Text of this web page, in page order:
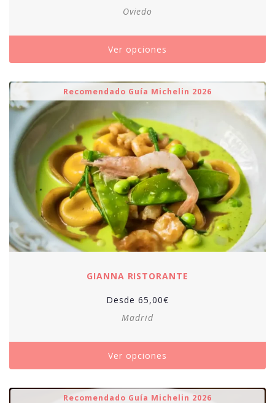
Oviedo
Ver opciones
Recomendado Guía Michelin 2026
GIANNA RISTORANTE
Desde 65,00€
Madrid
Ver opciones
Recomendado Guía Michelin 2026